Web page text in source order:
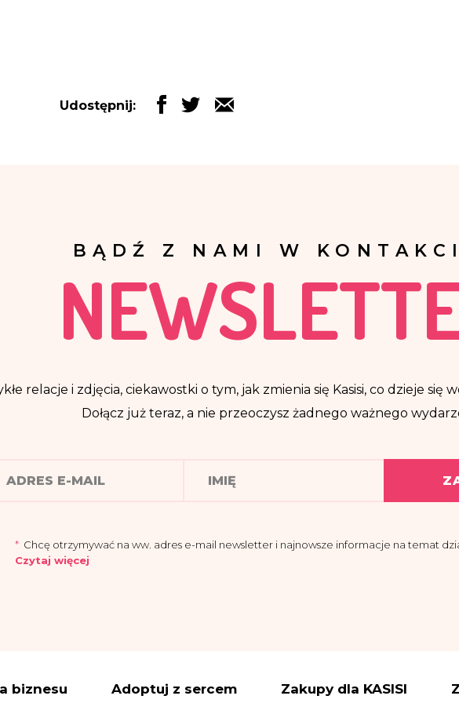
Udostępnij:
BĄDŹ Z NAMI W
relacje i zdjęcia, ciekawostki o tym, jak zmienia się Kasisi, co dzieje się
Dołącz już teraz, a nie przeoczysz żadnego ważnego
* Chcę otrzymywać na ww. adres e-mail newsletter i najnowsze informacje na temat
Czytaj więcej
Dane osobowe przetwarzane będą w celu:
biznesu Adoptuj z sercem Zakupy dla KASISI